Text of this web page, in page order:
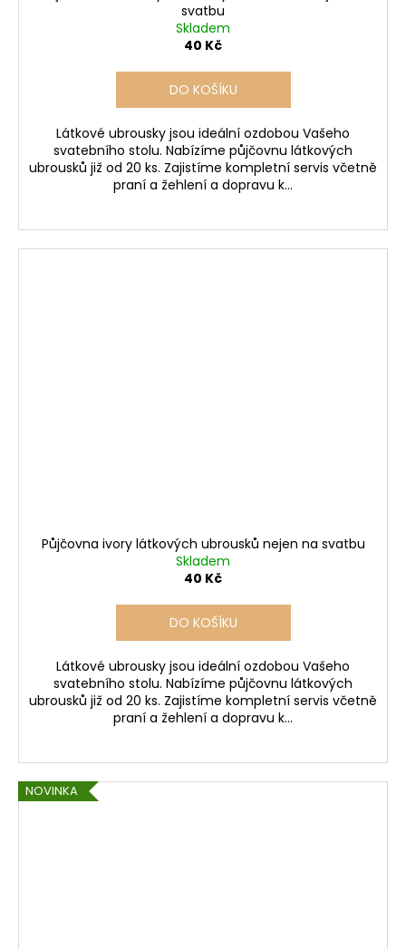
svatbu
Skladem
40 Kč
DO KOŠÍKU
Látkové ubrousky jsou ideální ozdobou Vašeho
svatebního stolu. Nabízíme půjčovnu látkových
ubrousků již od 20 ks. Zajistíme kompletní servis včetně
praní a žehlení a dopravu k...
Půjčovna ivory látkových ubrousků nejen na svatbu
Skladem
40 Kč
DO KOŠÍKU
Látkové ubrousky jsou ideální ozdobou Vašeho
svatebního stolu. Nabízíme půjčovnu látkových
ubrousků již od 20 ks. Zajistíme kompletní servis včetně
praní a žehlení a dopravu k...
NOVINKA